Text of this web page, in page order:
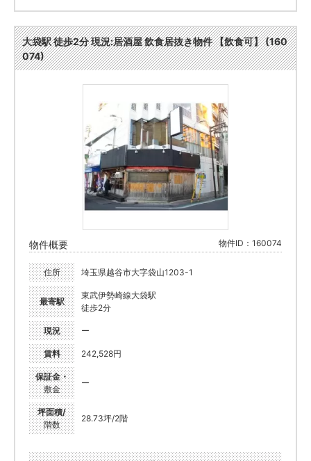
大袋駅 徒歩2分 現況:居酒屋 飲食居抜き物件 【飲食可】 (160
074)
物件概要 物件ID：160074
住所 埼玉県越谷市大字袋山1203-1
最寄駅
東武伊勢崎線大袋駅
徒歩2分
現況 ー
賃料 242,528円
保証金・
敷金
ー
坪面積/
階数
28.73坪/2階